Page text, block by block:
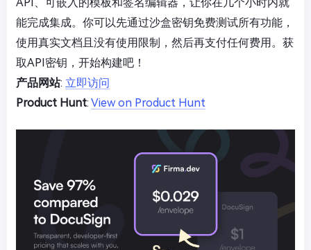
能完成集成。你可以先通过沙盒密钥免费测试所有功能，
使用真实文档且没有使用限制，然后再支付任何费用。获
取API密钥，开始构建吧！
产品网站: 立即访问
Product Hunt: View on Product Hunt